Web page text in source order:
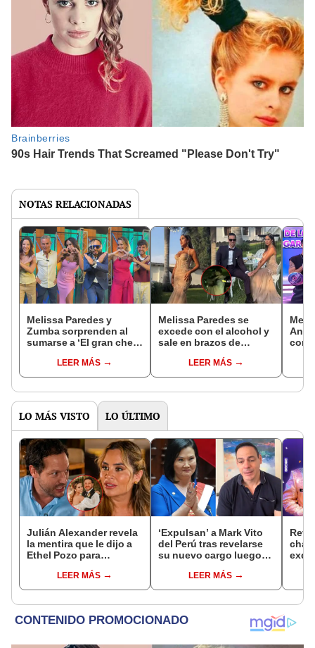
NOTAS RELACIONADAS
Melissa Paredes y
Zumba sorprenden al
sumarse a ‘El gran chef
conoce a los 6 primeros
participantes
LEER MÁS
Melissa Paredes se
excede con el alcohol y
sale en brazos de
boda de Alejandra
Baigorria
LEER MÁS
LO MÁS VISTO LO ÚLTIMO
Julián Alexander revela
la mentira que le dijo a
Ethel Pozo para
hubiéramos salido”
LEER MÁS
‘Expulsan’ a Mark Vito
del Perú tras revelarse
su nuevo cargo luego
Keiko Fujimori: “Lo
estoy devolviendo a su
LEER MÁS
te